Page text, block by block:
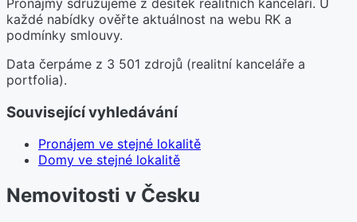
každé nabídky ověřte aktuálnost na webu RK a
podmínky smlouvy.
Data čerpáme z 3 501 zdrojů (realitní kanceláře a
portfolia).
Související vyhledávání
Pronájem ve stejné lokalitě
Domy ve stejné lokalitě
Nemovitosti v Česku